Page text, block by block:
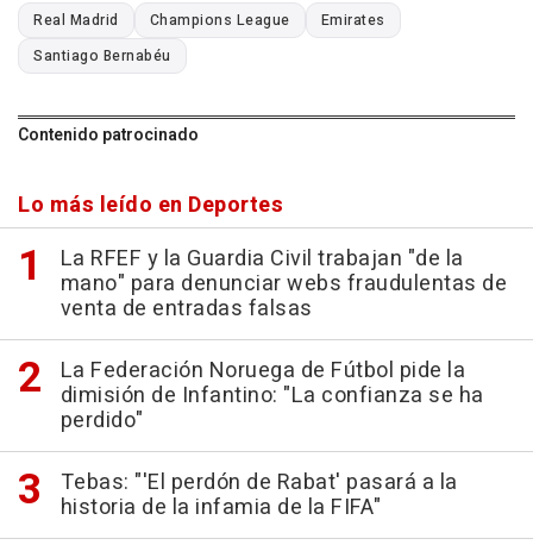
Real Madrid Champions League
Emirates
Santiago Bernabéu
Contenido patrocinado
Lo más leído en Deportes
La RFEF y la Guardia Civil trabajan "de la
mano" para denunciar webs fraudulentas de
venta de entradas falsas
La Federación Noruega de Fútbol pide la
dimisión de Infantino: "La confianza se ha
perdido"
Tebas: "'El perdón de Rabat' pasará a la
historia de la infamia de la FIFA"